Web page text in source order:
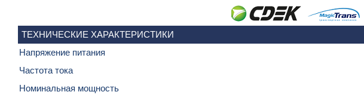
ТЕХНИЧЕСКИЕ ХАРАКТЕРИСТИКИ
Напряжение питания
Частота тока
Номинальная мощность